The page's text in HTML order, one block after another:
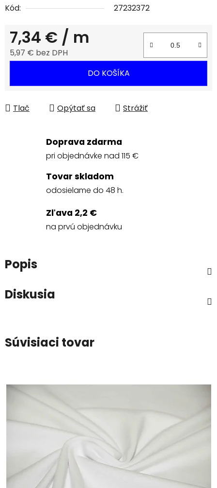
Kód:
27232372
7,34 € / m
5,97 € bez DPH
DO KOŠÍKA
Tlač Opýtať sa Strážiť
Doprava zdarma
pri objednávke nad 115 €
Tovar skladom
odosielame do 48 h.
Zľava 2,2 €
na prvú objednávku
Popis
Diskusia
Súvisiaci tovar